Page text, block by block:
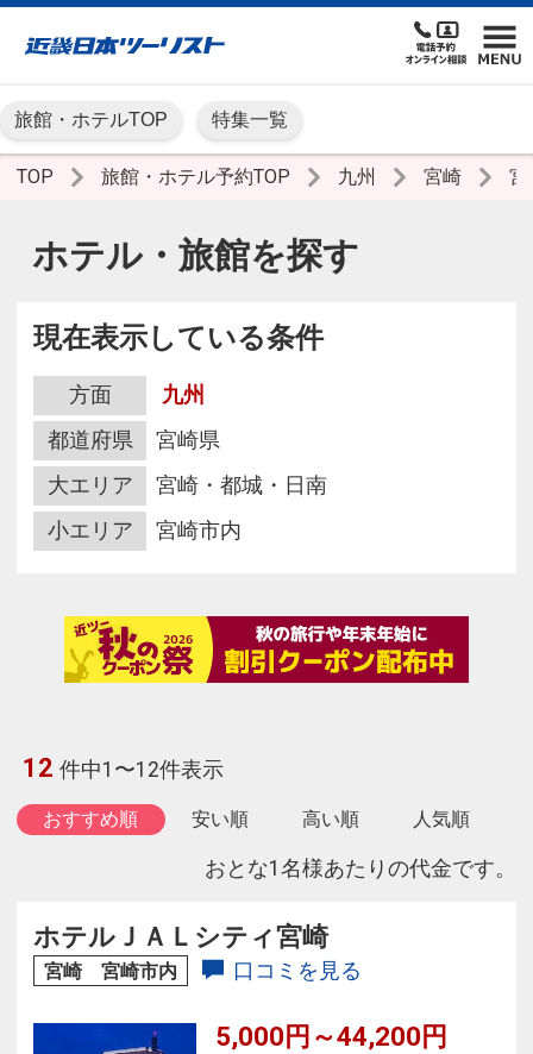
旅館・ホテルTOP 特集一覧
TOP 旅館・ホテル予約TOP 九州 宮崎 宮
ホテル・旅館を探す
現在表示している条件
方面
九州
都道府県
宮崎県
大エリア
宮崎・都城・日南
小エリア
宮崎市内
12 件中1〜12件表示
おすすめ順 安い順 高い順 人気順
おとな1名様あたりの代金です。
ホテルＪＡＬシティ宮崎
宮崎 宮崎市内 口コミを見る
5,000円～44,200円